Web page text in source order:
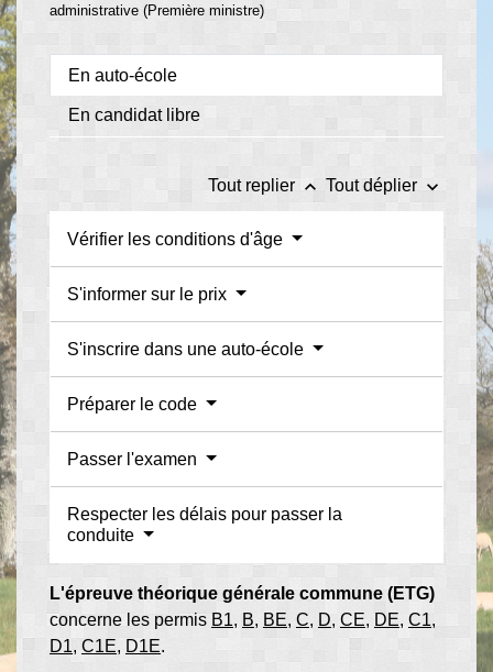
administrative (Première ministre)
En auto-école
En candidat libre
Tout replier keyboard_arrow_up Tout déplier keyboard_arrow_down
Vérifier les conditions d'âge
S'informer sur le prix
S'inscrire dans une auto-école
Préparer le code
Passer l'examen
Respecter les délais pour passer la
conduite
L'épreuve théorique générale commune (ETG)
concerne les permis B1, B, BE, C, D, CE, DE, C1,
D1, C1E, D1E.